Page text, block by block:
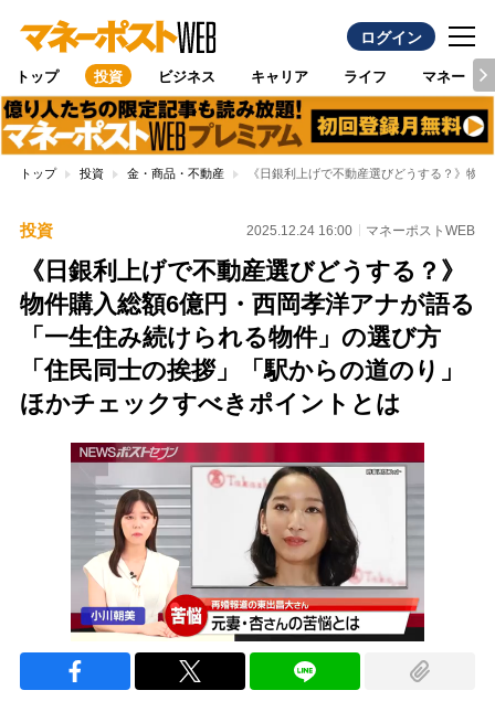
ログイン
トップ 投資 ビジネス キャリア ライフ マネー
トップ 投資 金・商品・不動産 《日銀利上げで不動産選びどうする？》物
投資 2025.12.24 16:00 マネーポストWEB
《日銀利上げで不動産選びどうする？》
物件購入総額6億円・西岡孝洋アナが語る
「一生住み続けられる物件」の選び方
「住民同士の挨拶」「駅からの道のり」
ほかチェックすべきポイントとは